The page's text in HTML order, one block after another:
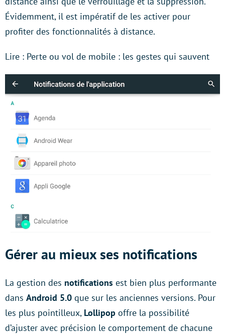
Évidemment, il est impératif de les activer pour
profiter des fonctionnalités à distance.
Lire : Perte ou vol de mobile : les gestes qui sauvent
Gérer au mieux ses notifications
La gestion des notifications est bien plus performante
dans Android 5.0 que sur les anciennes versions. Pour
les plus pointilleux, Lollipop offre la possibilité
d’ajuster avec précision le comportement de chacune